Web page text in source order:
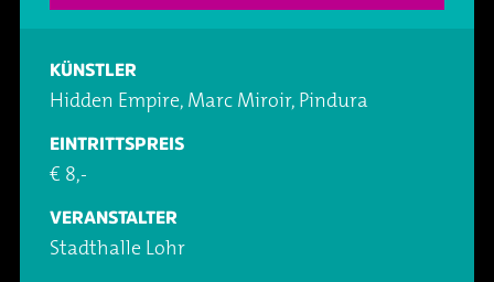
Party
Theater & Musical
Vorträge & Lesungen
Barrierefreiheit
Über Lohr a.Main
FAQ – Fragen & Antworten
Downloads
Geschichte
Jobs
KÜNSTLER
Hidden Empire, Marc Miroir, Pindura
EINTRITTSPREIS
€ 8,-
VERANSTALTER
Stadthalle Lohr